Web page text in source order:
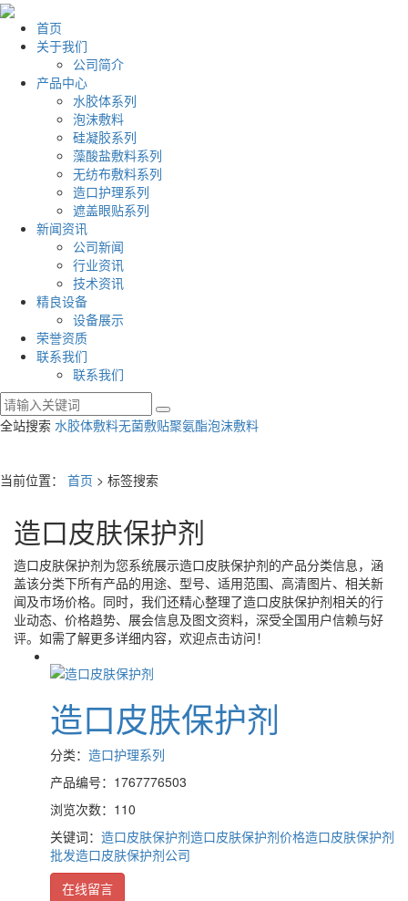
首页
关于我们
公司简介
产品中心
水胶体系列
泡沫敷料
硅凝胶系列
藻酸盐敷料系列
无纺布敷料系列
造口护理系列
遮盖眼贴系列
新闻资讯
公司新闻
行业资讯
技术资讯
精良设备
设备展示
荣誉资质
联系我们
联系我们
全站搜索 水胶体敷料无菌敷贴聚氨酯泡沫敷料
当前位置： 首页 > 标签搜索
造口皮肤保护剂
造口皮肤保护剂为您系统展示造口皮肤保护剂的产品分类信息，涵
盖该分类下所有产品的用途、型号、适用范围、高清图片、相关新
闻及市场价格。同时，我们还精心整理了造口皮肤保护剂相关的行
业动态、价格趋势、展会信息及图文资料，深受全国用户信赖与好
评。如需了解更多详细内容，欢迎点击访问！
造口皮肤保护剂
分类： 造口护理系列
产品编号：1767776503
浏览次数：110
关键词： 造口皮肤保护剂造口皮肤保护剂价格造口皮肤保护剂
批发造口皮肤保护剂公司
在线留言